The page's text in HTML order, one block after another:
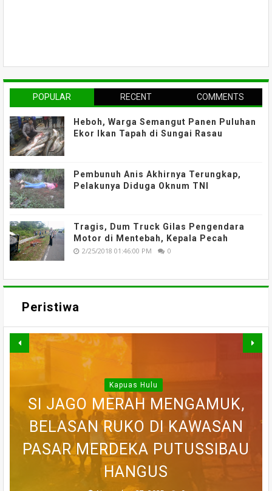
POPULAR RECENT COMMENTS
Heboh, Warga Semangut Panen Puluhan
Ekor Ikan Tapah di Sungai Rasau
Pembunuh Anis Akhirnya Terungkap,
Pelakunya Diduga Oknum TNI
Tragis, Dum Truck Gilas Pengendara
Motor di Mentebah, Kepala Pecah
2/25/2018 01:46:00 PM 0
Peristiwa
WARGA DESA SEI AJUNG YANG
DILAPORKAN HILANG SAAT
MEMANCING DITEMUKAN
MENINGGAL DUNIA
Kapuas Hulu
SI JAGO MERAH MENGAMUK,
BELASAN RUKO DI KAWASAN
PASAR MERDEKA PUTUSSIBAU
HANGUS
PEDULI KORBAN KEBAKARAN,
KORAMIL BADAU BERI
BANTUAN
BELASAN TOKO PAKAIAN DI
PUTUSSIBAU LUDES DILALAP
API
SEMPAT SEKARAT, H AKHIRNYA
TEWAS SETELAH 'DIHAKIMI'
MASSA